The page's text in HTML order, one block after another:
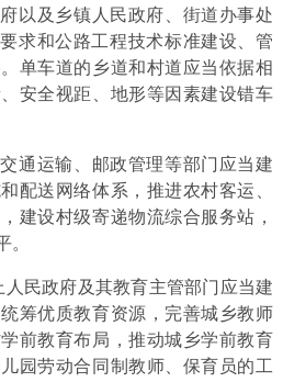
以及乡镇人民政府、街道办事处
求和公路工程技术标准建设、管
单车道的乡道和村道应当依据相
安全视距、地形等因素建设错车
通运输、邮政管理等部门应当建
配送网络体系，推进农村客运、
建设村级寄递物流综合服务站，
。
人民政府及其教育主管部门应当建
筹优质教育资源，完善城乡教师
前教育布局，推动城乡学前教育
园劳动合同制教师、保育员的工